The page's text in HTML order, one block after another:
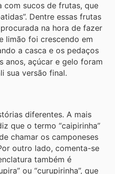
com sucos de frutas, que
Dentre essas frutas
na hora de fazer
limão foi crescendo em
a casca e os pedaços
anos, açúcar e gelo foram
sua versão final.
diferentes. A mais
que o termo “caipirinha”
chamar os camponeses
outro lado, comenta-se
também é
ou “curupirinha”, que